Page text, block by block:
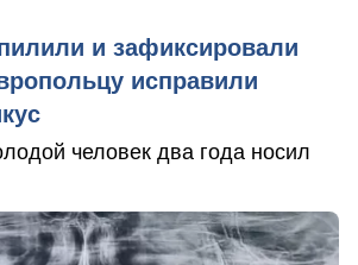
и зафиксировали
исправили
человек два года носил